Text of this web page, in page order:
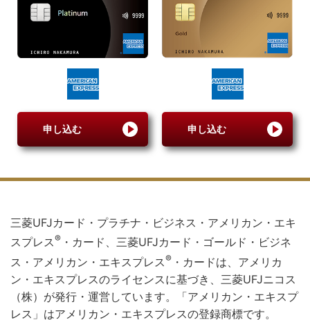
申し込む 申し込む
三菱UFJカード・プラチナ・ビジネス・アメリカン・エキ
スプレス® ・カード、三菱UFJカード・ゴールド・ビジネ
ス・アメリカン・エキスプレス® ・カードは、アメリカ
ン・エキスプレスのライセンスに基づき、三菱UFJニコス
（株）が発行・運営しています。「アメリカン・エキスプ
レス」はアメリカン・エキスプレスの登録商標です。